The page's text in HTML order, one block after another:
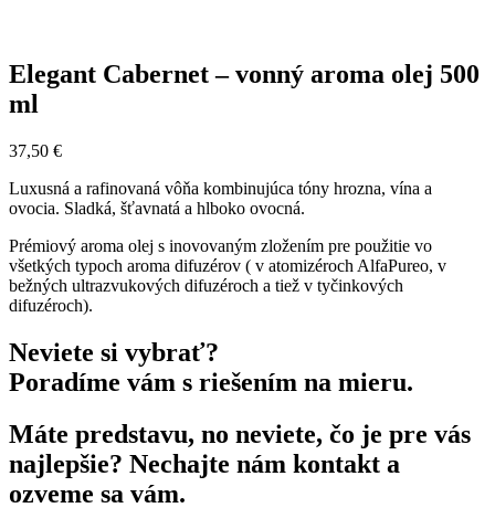
Elegant Cabernet – vonný aroma olej 500
ml
37,50 €
Luxusná a rafinovaná vôňa kombinujúca tóny hrozna, vína a
ovocia. Sladká, šťavnatá a hlboko ovocná.
Prémiový aroma olej s inovovaným zložením pre použitie vo
všetkých typoch aroma difuzérov ( v atomizéroch AlfaPureo, v
bežných ultrazvukových difuzéroch a tiež v tyčinkových
difuzéroch).
Neviete si vybrať?
Poradíme vám s riešením na mieru.
Máte predstavu, no neviete, čo je pre vás
najlepšie? Nechajte nám kontakt a
ozveme sa vám.